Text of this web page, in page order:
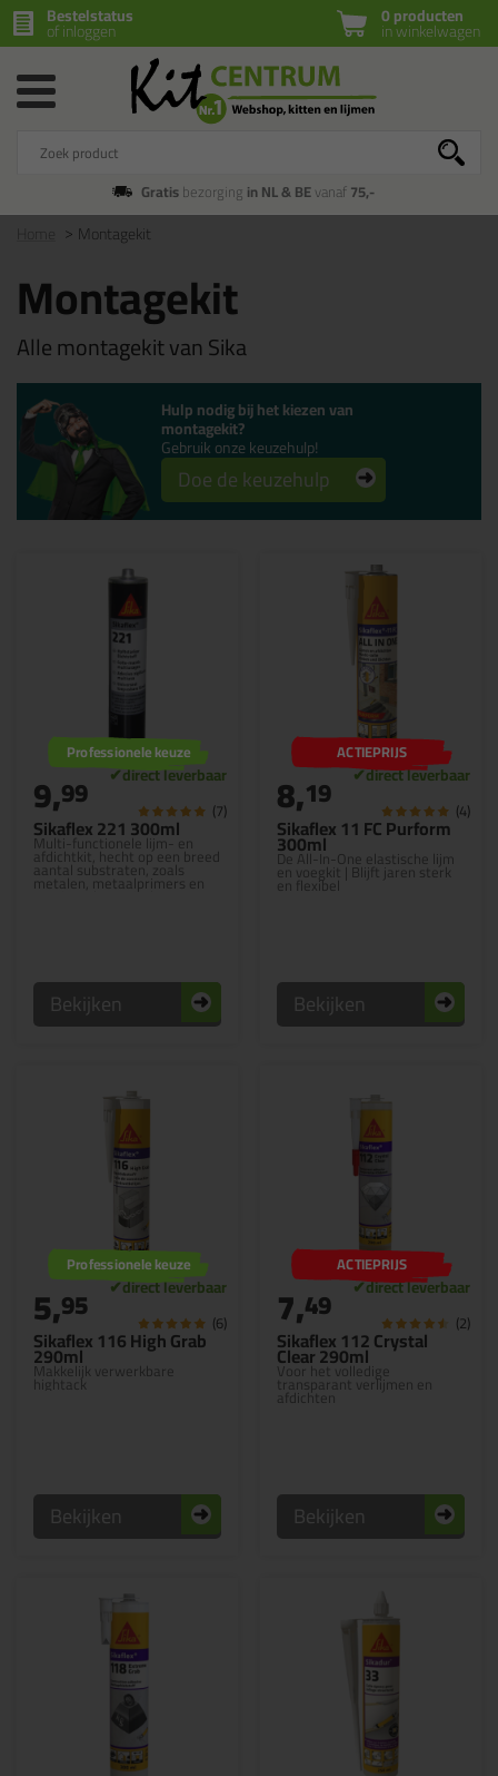
0 producten
in winkelwagen
Bestelstatus
of inloggen
Gratisbezorging in NL & BEvanaf75,-
Montagekit
Montagekit
Alle montagekit van Sika
Hulp nodig bij het kiezen van
montagekit?
Gebruik onze keuzehulp!
Doe de keuzehulp
Sikaflex 221 300ml
Multi-functionele lijm- en
afdichtkit, hecht op een breed
aantal substraten, zoals
metalen, metaalprimers en
coatings, keramische
Professionele keuze
9,99 (7)
Bekijken
Sikaflex 11 FC Purform
300ml
De All-In-One elastische lijm
en voegkit | Blijft jaren sterk
en flexibel
ACTIEPRIJS
8,19 (4)
Bekijken
Sikaflex 116 High Grab
290ml
Makkelijk verwerkbare
hightack
Professionele keuze
5,95 (6)
Bekijken
Sikaflex 112 Crystal
Clear 290ml
Voor het volledige
transparant verlijmen en
afdichten
ACTIEPRIJS
7,49 (2)
Bekijken